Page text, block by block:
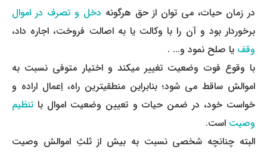
در زمان حیات، می ­توان از حق هرگونه دخل و تصرف در اموال
برخوردار بود و آن را با وکالت یا به اصالت فروخت، اجاره داد،
وقف یا صلح نمود و... .
با وقوع فوت وضعیت تغییر می­کند و اختیار متوفی نسبت به
اموالش ساقط می ­شود؛ بنابراین منطقی­ترین راه، اِعمال اراده و
خواست خود، در ضمن حیات و تعیین وضعیت اموال با تنظیم
وصیت است.
البته چنانچه شخصی نسبت به بیش از ثلثِ اموالش وصیت